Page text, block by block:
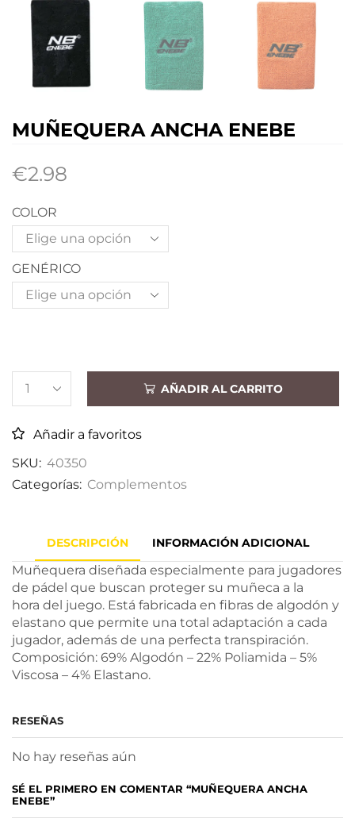
MUÑEQUERA ANCHA ENEBE
€2.98
COLOR
GENÉRICO
AÑADIR AL CARRITO
Añadir a favoritos
SKU: 40350
Categorías: Complementos
DESCRIPCIÓN INFORMACIÓN ADICIONAL
Muñequera diseñada especialmente para jugadores
de pádel que buscan proteger su muñeca a la
hora del juego. Está fabricada en fibras de algodón y
elastano que permite una total adaptación a cada
jugador, además de una perfecta transpiración.
Composición: 69% Algodón – 22% Poliamida – 5%
Viscosa – 4% Elastano.
RESEÑAS
No hay reseñas aún
SÉ EL PRIMERO EN COMENTAR “MUÑEQUERA ANCHA
ENEBE”